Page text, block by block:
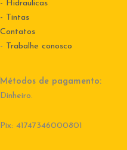
- Hidraulicas
- Tintas
Contatos
- Trabalhe conosco
Métodos de pagamento:
Dinheiro.
Pix: 41747346000801